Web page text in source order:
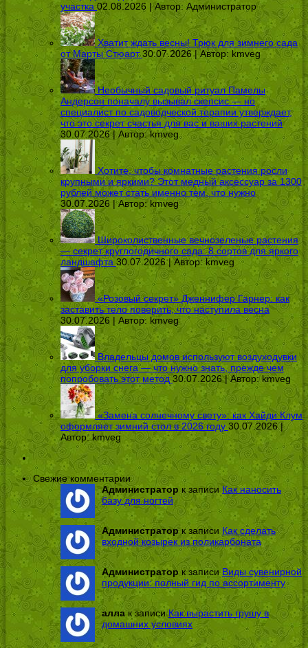
участка 02.08.2026 | Автор: Администратор
Хватит ждать весны! Трюк для зимнего сада
от Марты Стюарт 30.07.2026 | Автор: kmveg
Необычный садовый ритуал Памелы
Андерсон поначалу вызывал скепсис — но
специалист по садоводческой терапии утверждает,
что это секрет счастья для вас и ваших растений
30.07.2026 | Автор:kmveg
Хотите, чтобы комнатные растения росли
крупными и яркими? Этот медный аксессуар за 1300
рублей может стать именно тем, что нужно
30.07.2026 | Автор: kmveg
Широколиственные вечнозеленые растения
— секрет круглогодичного сада: 8 сортов для яркого
ландшафта 30.07.2026 | Автор:kmveg
«Розовый секрет» Дженнифер Гарнер: как
заставить тело поверить, что наступила весна
30.07.2026 | Автор: kmveg
Владельцы домов используют воздуходувки
для уборки снега — что нужно знать, прежде чем
попробовать этот метод 30.07.2026 | Автор:kmveg
«Замена солнечному свету»: как Хайди Клум
оформляет зимний стол в 2026 году 30.07.2026 |
Автор:kmveg
Свежие комментарии
Администраторк записиКак наносить
базу для ногтей
Администраторк записи Как сделать
входной козырек из поликарбоната
Администратор к записиВиды сувенирной
продукции: полный гид по ассортименту
аллак записиКак вырастить грушу в
домашних условиях